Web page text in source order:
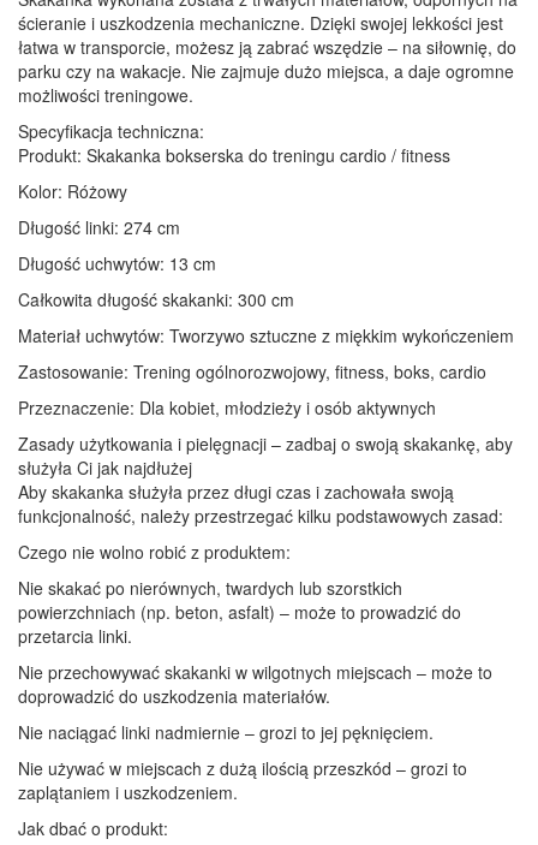
ścieranie i uszkodzenia mechaniczne. Dzięki swojej lekkości jest
łatwa w transporcie, możesz ją zabrać wszędzie – na siłownię, do
parku czy na wakacje. Nie zajmuje dużo miejsca, a daje ogromne
możliwości treningowe.
Specyfikacja techniczna:
Produkt: Skakanka bokserska do treningu cardio / fitness
Kolor: Różowy
Długość linki: 274 cm
Długość uchwytów: 13 cm
Całkowita długość skakanki: 300 cm
Materiał uchwytów: Tworzywo sztuczne z miękkim wykończeniem
Zastosowanie: Trening ogólnorozwojowy, fitness, boks, cardio
Przeznaczenie: Dla kobiet, młodzieży i osób aktywnych
Zasady użytkowania i pielęgnacji – zadbaj o swoją skakankę, aby
służyła Ci jak najdłużej
Aby skakanka służyła przez długi czas i zachowała swoją
funkcjonalność, należy przestrzegać kilku podstawowych zasad:
Czego nie wolno robić z produktem:
Nie skakać po nierównych, twardych lub szorstkich
powierzchniach (np. beton, asfalt) – może to prowadzić do
przetarcia linki.
Nie przechowywać skakanki w wilgotnych miejscach – może to
doprowadzić do uszkodzenia materiałów.
Nie naciągać linki nadmiernie – grozi to jej pęknięciem.
Nie używać w miejscach z dużą ilością przeszkód – grozi to
zaplątaniem i uszkodzeniem.
Jak dbać o produkt: